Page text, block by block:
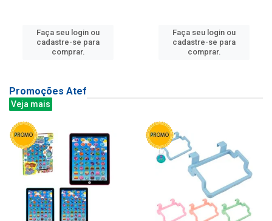
Faça seu login ou
cadastre-se para
comprar.
Faça seu login ou
cadastre-se para
comprar.
Promoções Atef
Veja mais